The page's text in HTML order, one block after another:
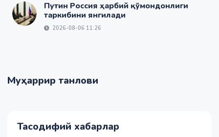
Путин Россия ҳарбий қўмондонлиги
таркибини янгилади
2026-08-06 11:26
Муҳаррир танлови
Тасодифий хабарлар